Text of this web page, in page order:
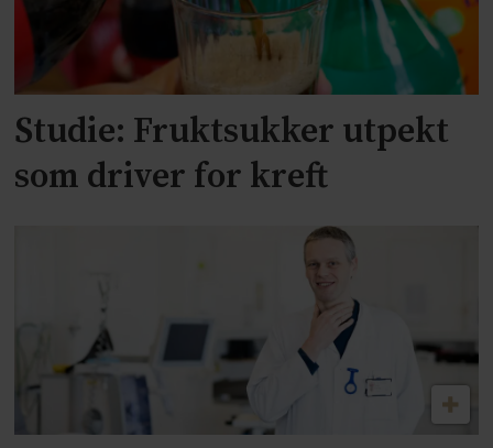
Studie: Fruktsukker utpekt
som driver for kreft